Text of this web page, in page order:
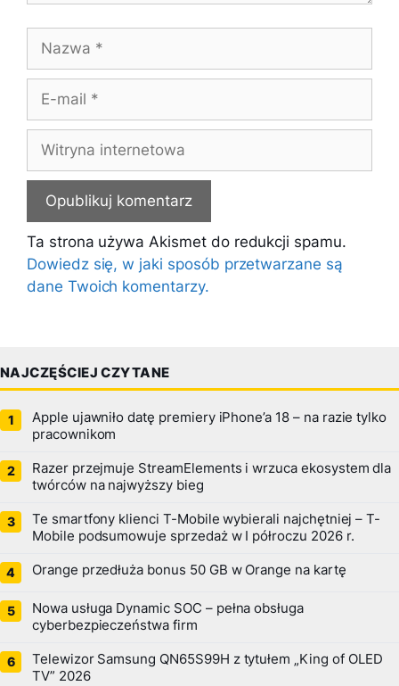
mail
internetowa
Ta strona używa Akismet do redukcji spamu.
Dowiedz się, w jaki sposób przetwarzane są
dane Twoich komentarzy.
NAJCZĘŚCIEJ CZYTANE
Apple ujawniło datę premiery iPhone’a 18 – na razie tylko
pracownikom
Razer przejmuje StreamElements i wrzuca ekosystem dla
twórców na najwyższy bieg
Te smartfony klienci T-Mobile wybierali najchętniej – T-
Mobile podsumowuje sprzedaż w I półroczu 2026 r.
Orange przedłuża bonus 50 GB w Orange na kartę
Nowa usługa Dynamic SOC – pełna obsługa
cyberbezpieczeństwa firm
Telewizor Samsung QN65S99H z tytułem „King of OLED
TV” 2026